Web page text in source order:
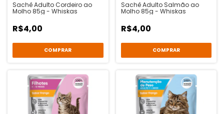
Sachê Adulto Cordeiro ao
Molho 85g - Whiskas
R$4,00
Sachê Adulto Salmão ao
Molho 85g - Whiskas
R$4,00